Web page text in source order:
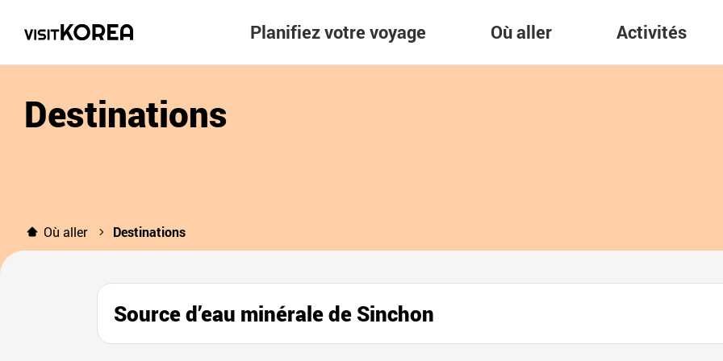
Planifiez votre voyage Où aller Activités
Destinations
Où aller Destinations
Source d’eau minérale de Sinchon